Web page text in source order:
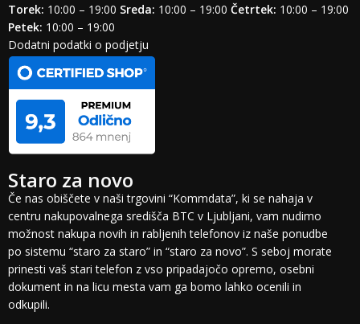
Torek: 10:00 – 19:00 Sreda: 10:00 – 19:00 Četrtek: 10:00 – 19:00
Petek: 10:00 – 19:00
Dodatni podatki o podjetju
Staro za novo
Če nas obiščete v naši trgovini “Kommdata”, ki se nahaja v
centru nakupovalnega središča BTC v Ljubljani, vam nudimo
možnost nakupa novih in rabljenih telefonov iz naše ponudbe
po sistemu “staro za staro” in “staro za novo”. S seboj morate
prinesti vaš stari telefon z vso pripadajočo opremo, osebni
dokument in na licu mesta vam ga bomo lahko ocenili in
odkupili.